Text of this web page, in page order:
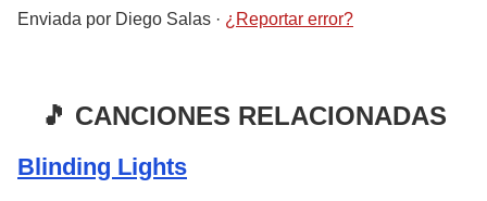
Enviada por Diego Salas · ¿Reportar error?
🎵 CANCIONES RELACIONADAS
Blinding Lights